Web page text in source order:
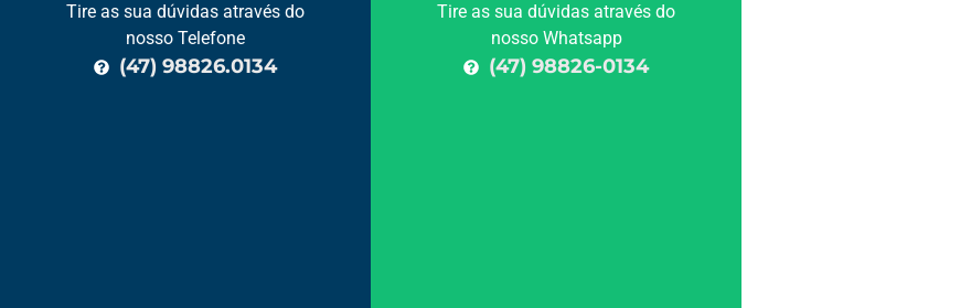
Tire as sua dúvidas através do
nosso Telefone
(47) 98826.0134
Tire as sua dúvidas através do
nosso Whatsapp
(47) 98826-0134